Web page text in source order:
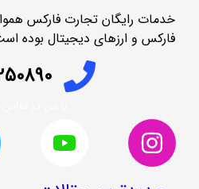
خدمات رایگان تجارت فارکس
فارکس و ارزهای دیجیتال بوده